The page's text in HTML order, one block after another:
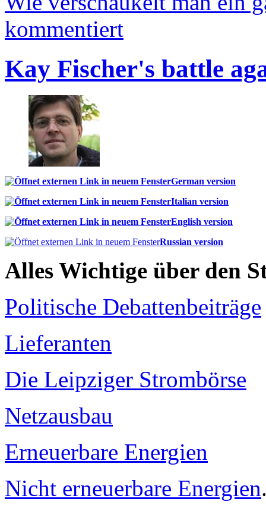
kommentiert
Kay Fischer's battle
German version
Italian version
English version
Russian version
Alles Wichtige über den
Politische Debattenbeiträge
Lieferanten
Die Leipziger Strombörse
Netzausbau
Erneuerbare Energien
Nicht erneuerbare Energien